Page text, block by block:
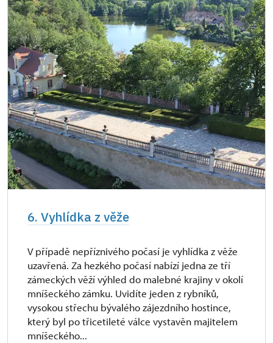
6. Vyhlídka z věže
V případě nepříznivého počasí je vyhlídka z věže
uzavřená. Za hezkého počasí nabízí jedna ze tří
zámeckých věží výhled do malebné krajiny v okolí
mníšeckého zámku. Uvidíte jeden z rybníků,
vysokou střechu bývalého zájezdního hostince,
který byl po třicetileté válce vystavěn majitelem
mníšeckého...